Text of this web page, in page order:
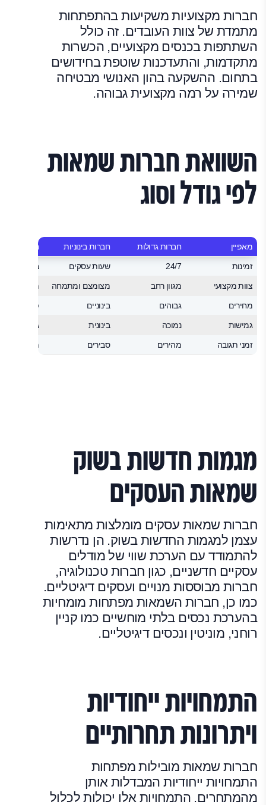
חברות מקצועיות משקיעות בהתפתחות
מתמדת של צוות העובדים. זה כולל
השתתפות בכנסים מקצועיים, הכשרות
מתקדמות, והתעדכנות שוטפת בחידושים
בתחום. ההשקעה בהון האנושי מבטיחה
שמירה על רמה מקצועית גבוהה.
השוואת חברות שמאות
לפי גודל וסוג
מאפיין חברות גדולות חברות בינוניות חברות
זמינות 24/7 שעות עסקים בתיאום
צוות מקצועי מגוון רחב מצומצם ומתמחה מומחים
מחירים גבוהים בינוניים פרמיום
גמישות נמוכה בינונית גבוהה מאוד
זמני תגובה מהירים סבירים משתנים
מגמות חדשות בשוק
שמאות העסקים
חברות שמאות עסקים מומלצות מתאימות
עצמן למגמות החדשות בשוק. הן נדרשות
להתמודד עם הערכת שווי של מודלים
עסקיים חדשניים, כגון חברות טכנולוגיה,
חברות מבוססות מנויים ועסקים דיגיטליים.
כמו כן, חברות השמאות מפתחות מומחיות
בהערכת נכסים בלתי מוחשיים כמו קניין
רוחני, מוניטין ונכסים דיגיטליים.
התמחויות ייחודיות
ויתרונות תחרותיים
חברות שמאות מובילות מפתחות
התמחויות ייחודיות המבדלות אותן
מהמתחרים. התמחויות אלו יכולות לכלול